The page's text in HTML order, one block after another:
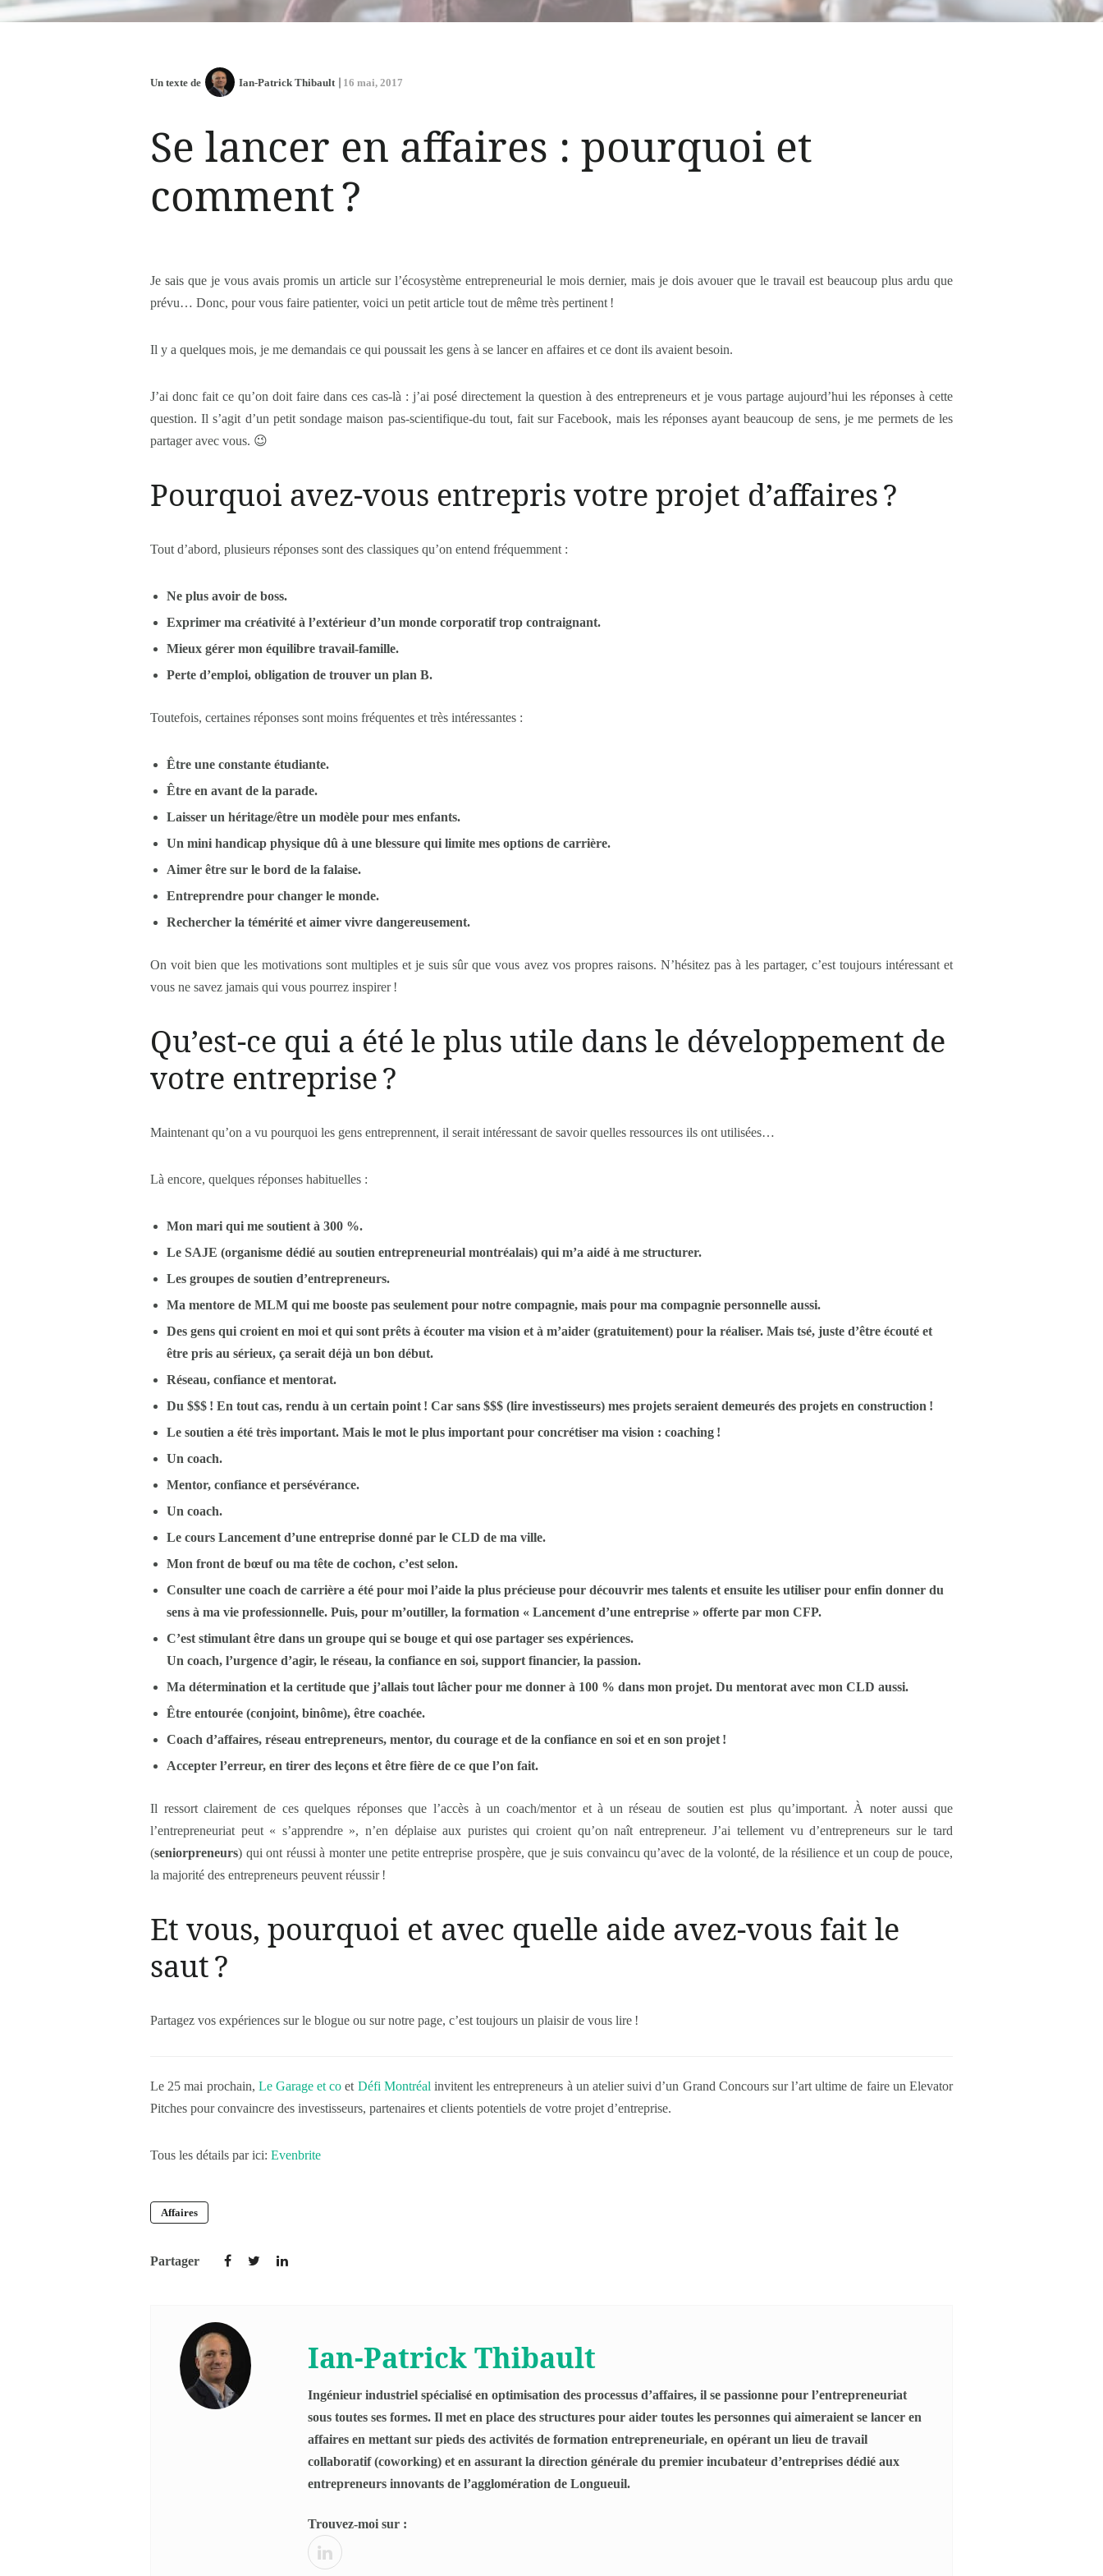
Un texte de Ian-Patrick Thibault 16 mai, 2017
Se lancer en affaires : pourquoi et
comment ?
Je sais que je vous avais promis un article sur l’écosystème entrepreneurial le mois dernier, mais je dois avouer que le travail est beaucoup plus ardu que
prévu… Donc, pour vous faire patienter, voici un petit article tout de même très pertinent !
Il y a quelques mois, je me demandais ce qui poussait les gens à se lancer en affaires et ce dont ils avaient besoin.
J’ai donc fait ce qu’on doit faire dans ces cas-là : j’ai posé directement la question à des entrepreneurs et je vous partage aujourd’hui les réponses à cette
question. Il s’agit d’un petit sondage maison pas-scientifique-du tout, fait sur Facebook, mais les réponses ayant beaucoup de sens, je me permets de les
partager avec vous. 😉
Pourquoi avez-vous entrepris votre projet d’affaires ?
Tout d’abord, plusieurs réponses sont des classiques qu’on entend fréquemment :
Ne plus avoir de boss.
Exprimer ma créativité à l’extérieur d’un monde corporatif trop contraignant.
Mieux gérer mon équilibre travail-famille.
Perte d’emploi, obligation de trouver un plan B.
Toutefois, certaines réponses sont moins fréquentes et très intéressantes :
Être une constante étudiante.
Être en avant de la parade.
Laisser un héritage/être un modèle pour mes enfants.
Un mini handicap physique dû à une blessure qui limite mes options de carrière.
Aimer être sur le bord de la falaise.
Entreprendre pour changer le monde.
Rechercher la témérité et aimer vivre dangereusement.
On voit bien que les motivations sont multiples et je suis sûr que vous avez vos propres raisons. N’hésitez pas à les partager, c’est toujours intéressant et
vous ne savez jamais qui vous pourrez inspirer !
Qu’est-ce qui a été le plus utile dans le développement de
votre entreprise ?
Maintenant qu’on a vu pourquoi les gens entreprennent, il serait intéressant de savoir quelles ressources ils ont utilisées…
Là encore, quelques réponses habituelles :
Mon mari qui me soutient à 300 %.
Le SAJE (organisme dédié au soutien entrepreneurial montréalais) qui m’a aidé à me structurer.
Les groupes de soutien d’entrepreneurs.
Ma mentore de MLM qui me booste pas seulement pour notre compagnie, mais pour ma compagnie personnelle aussi.
Des gens qui croient en moi et qui sont prêts à écouter ma vision et à m’aider (gratuitement) pour la réaliser. Mais tsé, juste d’être écouté et
être pris au sérieux, ça serait déjà un bon début.
Réseau, confiance et mentorat.
Du $$$ ! En tout cas, rendu à un certain point ! Car sans $$$ (lire investisseurs) mes projets seraient demeurés des projets en construction !
Le soutien a été très important. Mais le mot le plus important pour concrétiser ma vision : coaching !
Un coach.
Mentor, confiance et persévérance.
Un coach.
Le cours Lancement d’une entreprise donné par le CLD de ma ville.
Mon front de bœuf ou ma tête de cochon, c’est selon.
Consulter une coach de carrière a été pour moi l’aide la plus précieuse pour découvrir mes talents et ensuite les utiliser pour enfin donner du
sens à ma vie professionnelle. Puis, pour m’outiller, la formation « Lancement d’une entreprise » offerte par mon CFP.
C’est stimulant être dans un groupe qui se bouge et qui ose partager ses expériences.
Un coach, l’urgence d’agir, le réseau, la confiance en soi, support financier, la passion.
Ma détermination et la certitude que j’allais tout lâcher pour me donner à 100 % dans mon projet. Du mentorat avec mon CLD aussi.
Être entourée (conjoint, binôme), être coachée.
Coach d’affaires, réseau entrepreneurs, mentor, du courage et de la confiance en soi et en son projet !
Accepter l’erreur, en tirer des leçons et être fière de ce que l’on fait.
Il ressort clairement de ces quelques réponses que l’accès à un coach/mentor et à un réseau de soutien est plus qu’important. À noter aussi que
l’entrepreneuriat peut « s’apprendre », n’en déplaise aux puristes qui croient qu’on naît entrepreneur. J’ai tellement vu d’entrepreneurs sur le tard
(seniorpreneurs) qui ont réussi à monter une petite entreprise prospère, que je suis convaincu qu’avec de la volonté, de la résilience et un coup de pouce,
la majorité des entrepreneurs peuvent réussir !
Et vous, pourquoi et avec quelle aide avez-vous fait le
saut ?
Partagez vos expériences sur le blogue ou sur notre page, c’est toujours un plaisir de vous lire !
Le 25 mai prochain, Le Garage et co et Défi Montréal invitent les entrepreneurs à un atelier suivi d’un Grand Concours sur l’art ultime de faire un Elevator
Pitches pour convaincre des investisseurs, partenaires et clients potentiels de votre projet d’entreprise.
Tous les détails par ici: Evenbrite
Affaires
Partager
Ian-Patrick Thibault
Ingénieur industriel spécialisé en optimisation des processus d’affaires, il se passionne pour l’entrepreneuriat
sous toutes ses formes. Il met en place des structures pour aider toutes les personnes qui aimeraient se lancer en
affaires en mettant sur pieds des activités de formation entrepreneuriale, en opérant un lieu de travail
collaboratif (coworking) et en assurant la direction générale du premier incubateur d’entreprises dédié aux
entrepreneurs innovants de l’agglomération de Longueuil.
Trouvez-moi sur :